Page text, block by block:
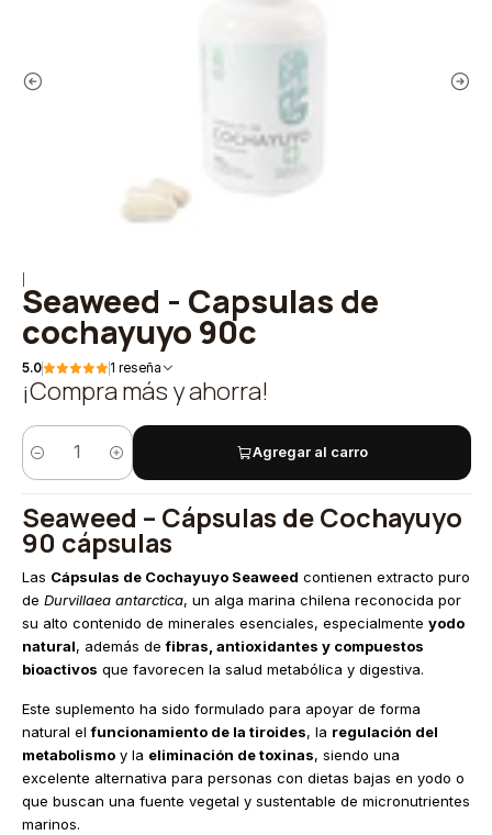
Seaweed - Capsulas de
cochayuyo 90c
5.0 1 reseña
¡Compra más y ahorra!
Cantidad
Agregar al carro
Seaweed – Cápsulas de Cochayuyo
90 cápsulas
Las Cápsulas de Cochayuyo Seaweed contienen extracto puro
de Durvillaea antarctica, un alga marina chilena reconocida por
su alto contenido de minerales esenciales, especialmente yodo
natural, además defibras, antioxidantes y compuestos
bioactivos que favorecen la salud metabólica y digestiva.
Este suplemento ha sido formulado para apoyar de forma
natural elfuncionamiento de la tiroides, la regulación del
metabolismoy la eliminación de toxinas, siendo una
excelente alternativa para personas con dietas bajas en yodo o
que buscan una fuente vegetal y sustentable de micronutrientes
marinos.